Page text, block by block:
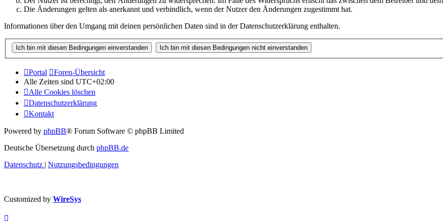
Die Änderungen gelten als anerkannt und verbindlich, wenn der Nutzer den Änderungen zugestimmt hat.
Informationen über den Umgang mit deinen persönlichen Daten sind in der Datenschutzerklärung enthalten.
Portal
Foren-Übersicht
Alle Zeiten sind UTC+02:00
Alle Cookies löschen
Datenschutzerklärung
Kontakt
Powered by phpBB® Forum Software © phpBB Limited
Deutsche Übersetzung durch phpBB.de
Datenschutz | Nutzungsbedingungen
Customized by WireSys